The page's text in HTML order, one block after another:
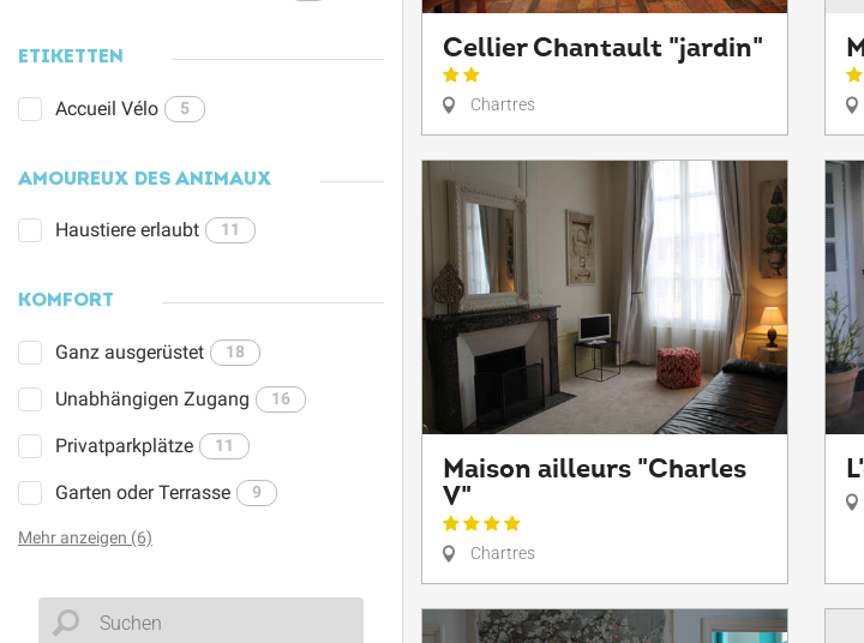
ETIKETTEN
Accueil Vélo 5
AMOUREUX DES ANIMAUX
Haustiere erlaubt 11
KOMFORT
Ganz ausgerüstet 18
Unabhängigen Zugang 16
Privatparkplätze 11
Garten oder Terrasse 9
Mehr anzeigen (6)
Cellier Chantault "jardin"
Chartres
Maison ailleurs "Charles
V"
Chartres